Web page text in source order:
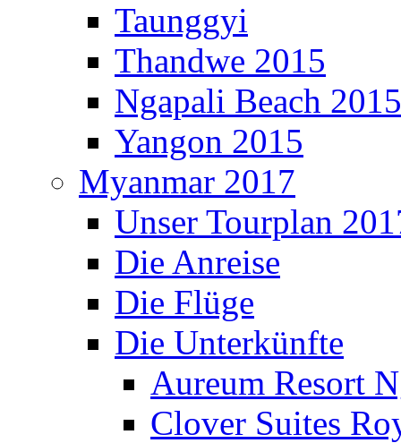
Taunggyi
Thandwe 2015
Ngapali Beach 2015
Yangon 2015
Myanmar 2017
Unser Tourplan
Die Anreise
Die Flüge
Die Unterkünfte
Aureum Resort
Clover Suites